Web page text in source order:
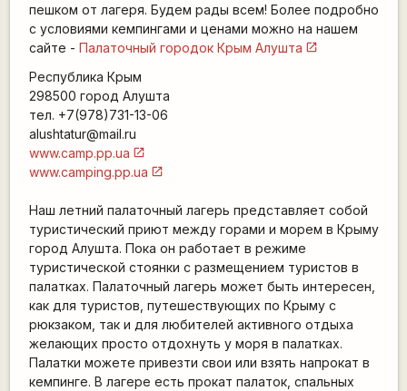
пешком от лагеря. Будем рады всем! Более подробно
с условиями кемпингами и ценами можно на нашем
сайте - Палаточный городок Крым Алушта
Республика Крым
298500 город Алушта
тел. +7(978)731-13-06
alushtatur@mail.ru
www.camp.pp.ua
www.camping.pp.ua
Наш летний палаточный лагерь представляет собой
туристический приют между горами и морем в Крыму
город Алушта. Пока он работает в режиме
туристической стоянки с размещением туристов в
палатках. Палаточный лагерь может быть интересен,
как для туристов, путешествующих по Крыму с
рюкзаком, так и для любителей активного отдыха
желающих просто отдохнуть у моря в палатках.
Палатки можете привезти свои или взять напрокат в
кемпинге. В лагере есть прокат палаток, спальных